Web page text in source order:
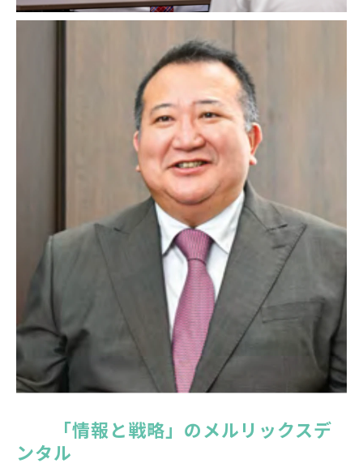
「情報と戦略」のメルリックスデ
ンタル